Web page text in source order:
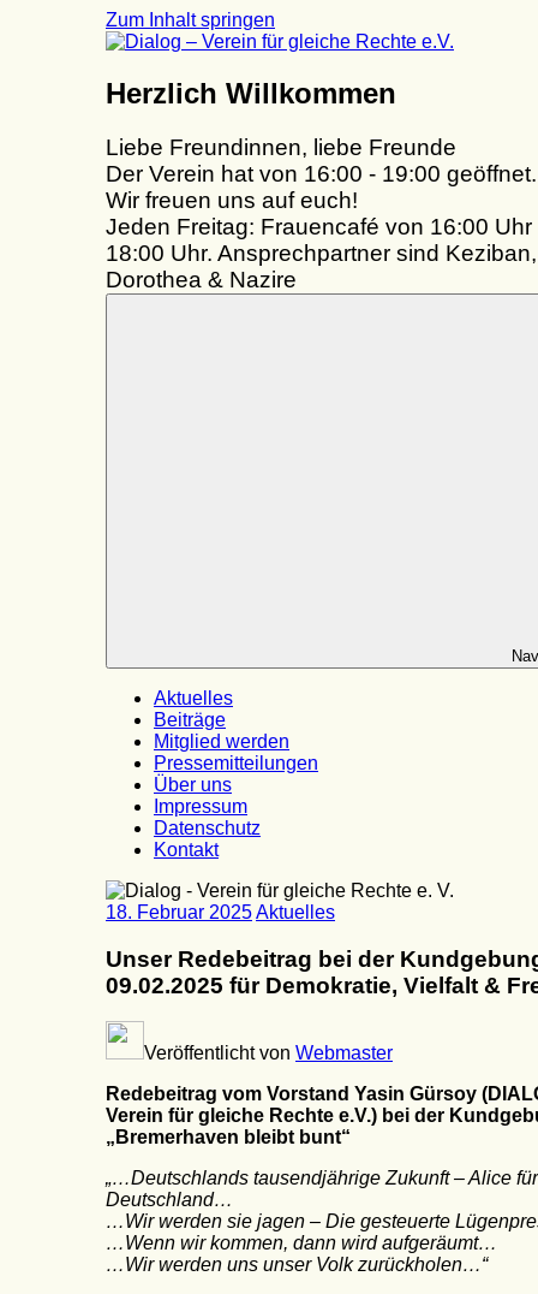
Zum Inhalt springen
Dialog
–
für
gleiche
Rechte
e.V.
Herzlich Willkommen
Liebe Freundinnen, liebe Freunde
Der Verein hat von 16:00 - 19:00 geöffnet.
Wir freuen uns auf euch!
Jeden Freitag: Frauencafé von 16:00 Uhr
18:00 Uhr. Ansprechpartner sind Keziban,
Dorothea & Nazire
Aktuelles
Beiträge
Mitglied werden
Pressemitteilungen
Über uns
Impressum
Datenschutz
Kontakt
18. Februar 2025Aktuelles
Unser Redebeitrag bei der
09.02.2025 für Demokratie, Vielfalt &
Veröffentlicht von Webmaster
Redebeitrag vom Vorstand Yasin Gürsoy
Verein für gleiche Rechte e.V.) bei der
„Bremerhaven bleibt bunt“
„…Deutschlands tausendjährige Zukunft – Alice für
Deutschland…
…Wir werden sie jagen – Die gesteuerte
…Wenn wir kommen, dann wird aufgeräumt…
…Wir werden uns unser Volk zurückholen…“